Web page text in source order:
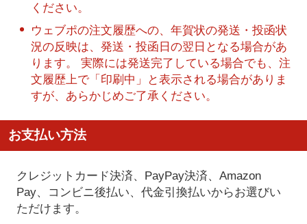
ください。
ウェブポの注文履歴への、年賀状の発送・投函状
況の反映は、発送・投函日の翌日となる場合があ
ります。 実際には発送完了している場合でも、注
文履歴上で「印刷中」と表示される場合がありま
すが、あらかじめご了承ください。
お支払い方法
クレジットカード決済、PayPay決済、Amazon
Pay、コンビニ後払い、代金引換払いからお選びい
ただけます。